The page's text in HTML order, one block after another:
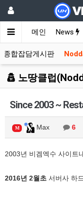
메인 News
종합잡담게시판
노땅클럽
Since 2003 ~
M Max 6
2003년 비겜엑수 사이트
2016년 2월초 서버사 하